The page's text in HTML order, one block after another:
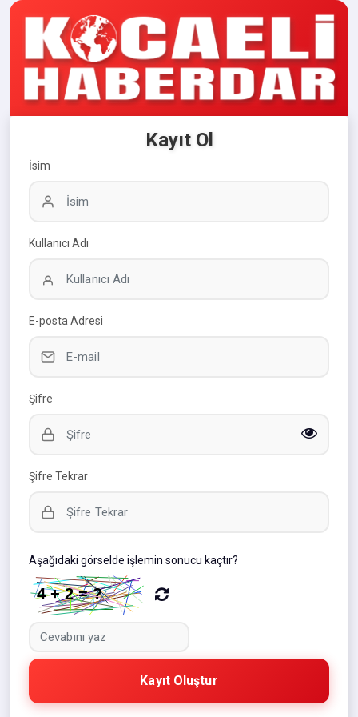
Kayıt Ol
İsim
Kullanıcı Adı
E-posta Adresi
Şifre
Şifre Tekrar
Aşağıdaki görselde işlemin sonucu kaçtır?
Kayıt Oluştur